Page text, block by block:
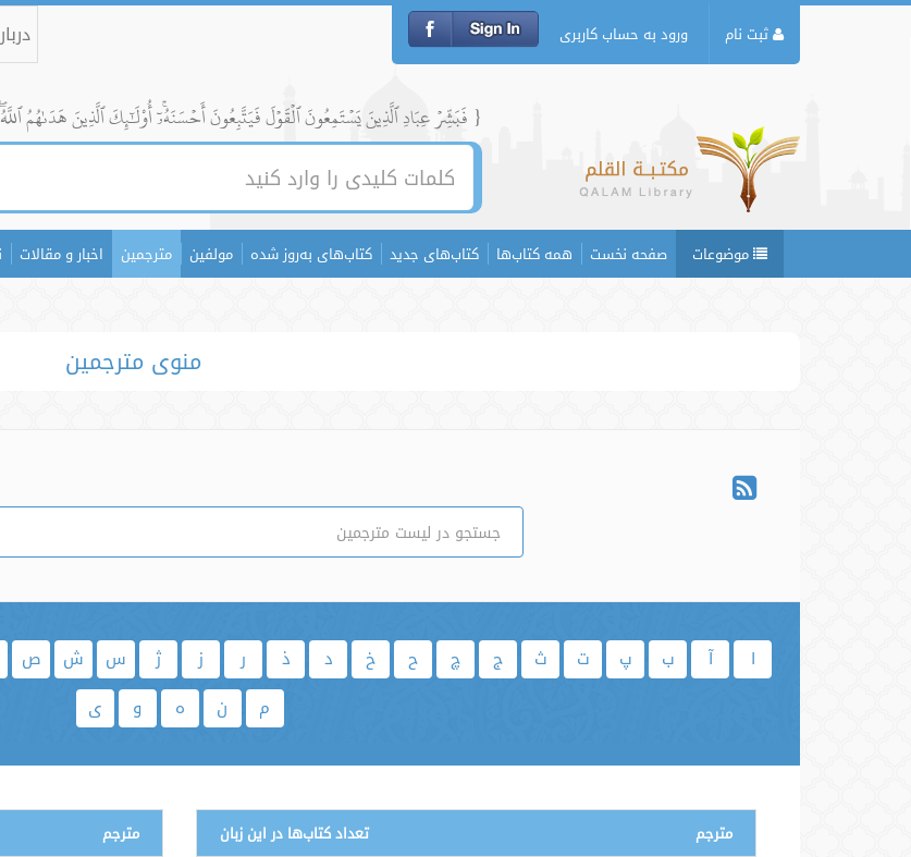
ثبت نام ورود به حساب کاربری
{ فَبَشِّرۡ عِبَادِ ٱلَّذِينَ يَسۡتَمِعُونَ ٱلۡقَوۡلَ فَيَتَّبِعُونَ أَحۡسَنَهُۥٓۚ أُوْلَٰٓئِكَ ٱلَّذِينَ هَدَىٰهُمُ
موضوعات صفحه نخست همه کتاب‌ها کتاب‌های جدید کتاب‌های به‌روز شده مولفین مترجمین اخبار و مقالات
منوی مترجمین
ا آ ب پ ت ث ج چ ح خ د ذ ر ز ژ س ش ص
م
ن ه و ی
مترجم تعداد کتاب‌ها در این زبان مترجم